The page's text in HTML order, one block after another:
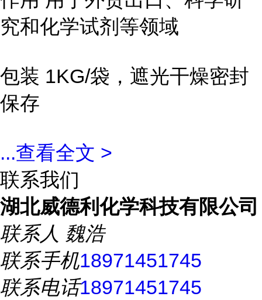
究和化学试剂等领域
包装 1KG/袋，遮光干燥密封
保存
...查看全文 >
联系我们
湖北威德利化学科技有限公司
联系人 魏浩
联系手机18971451745
联系电话18971451745